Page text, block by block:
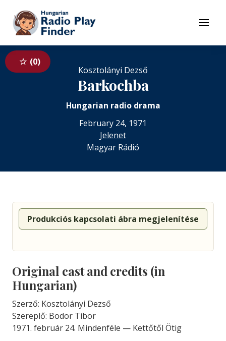
To contents
Menu
0
Kosztolányi Dezső
Barkochba
Hungarian radio drama
February 24, 1971
Jelenet
Magyar Rádió
Produkciós kapcsolati ábra megjelenítése
Original cast and credits (in
Hungarian)
Szerző: Kosztolányi Dezső
Szereplő: Bodor Tibor
1971. február 24. Mindenféle — Kettőtől Ötig